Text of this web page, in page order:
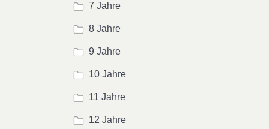
7 Jahre
8 Jahre
9 Jahre
10 Jahre
11 Jahre
12 Jahre